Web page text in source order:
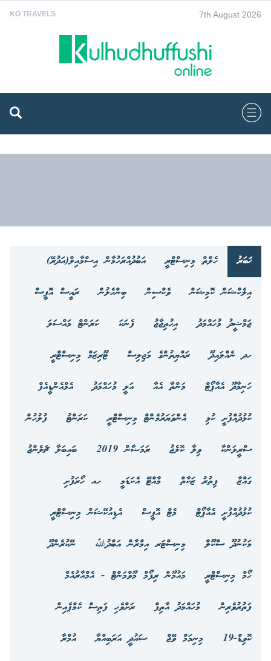
KO TRAVELS 7th August 2026
ޚަބަރު ހެލްތް މިނިސްޓްރީ
އަބުދުއްރަހުމާން އިސްމާއިލް(އަދުރޭ)
އިލެކްޝަން ކޮމިޝަން
ވެކްސިން ބިންހެލުން
ރައީސް އޮފީސް
ޖަމްޝީދު މުހައްމަދު
އިޙުތިޖާޖު ފެނަކަ
ކަރަންޓް މައްސަލަ
ހދ ނެއްލައިދޫ
ރައްޔިތުންގެ މަޖިލިސް
ޓޫރިޒަމް މިނިސްޓްރީ
ހަނިމާދޫ އެއާޕޯޓް
މަންތާ އެއާ އަލީ މުހައްމަދު
އެމްއެންޑީއެފް
ކުޅުދުއްފުށީ ކުޅި
އެންވަޔަރުމެންޓް މިނިސްޓްރީ ކަރަންޓު
ފުލުހުން
ސްރީލަންކާ
ވިލާ ކޮލެޖު ރަމަޟާން 2019
ބައިބަލާ ޗެލެންޖު
ގައްޒާ
ފިތުރު ޒަކާތް މާއްޓޭ އެކަޑަމީ
ހއ ހޯރަފުށި
ކުޅުދުއްފުށީ އެއާޕޯޓް
މެޓް އޮފީސް
އެޑިއުކޭޝަން މިނިސްޓްރީ
މަކުނުދޫ ސްކޫލް
މިނިސްޓަރ އިމްރާން އަބްދުﷲ
ނޭކުރެންދޫ
ހޯމް މިނިސްޓްރީ
މައުމޫން ރިފޯމް މޫވްމަންޓް - އެމްއާރުއެމް
ފަތުރުވެރިން
މުހައްމަދު އާތިފް
ރަށްވެހި ފަތިސް ކެމްޕެއިން
ކޮވިޑް-19
މިނިމަމް ވޭޖް ސައުދީ އަރަބިއްޔާ
އުމްރާ